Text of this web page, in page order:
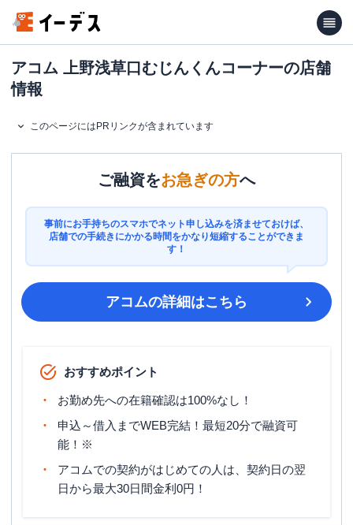
アコム 上野浅草口むじんくんコーナーの店舗
情報
このページにはPRリンクが含まれています
ご融資をお急ぎの方へ
事前にお手持ちのスマホでネット申し込みを済ませておけば、
店舗での手続きにかかる時間をかなり短縮することができま
す！
アコムの詳細はこちら
おすすめポイント
お勤め先への在籍確認は100%なし！
申込～借入までWEB完結！最短20分で融資可
能！※
アコムでの契約がはじめての人は、契約日の翌
日から最大30日間金利0円！